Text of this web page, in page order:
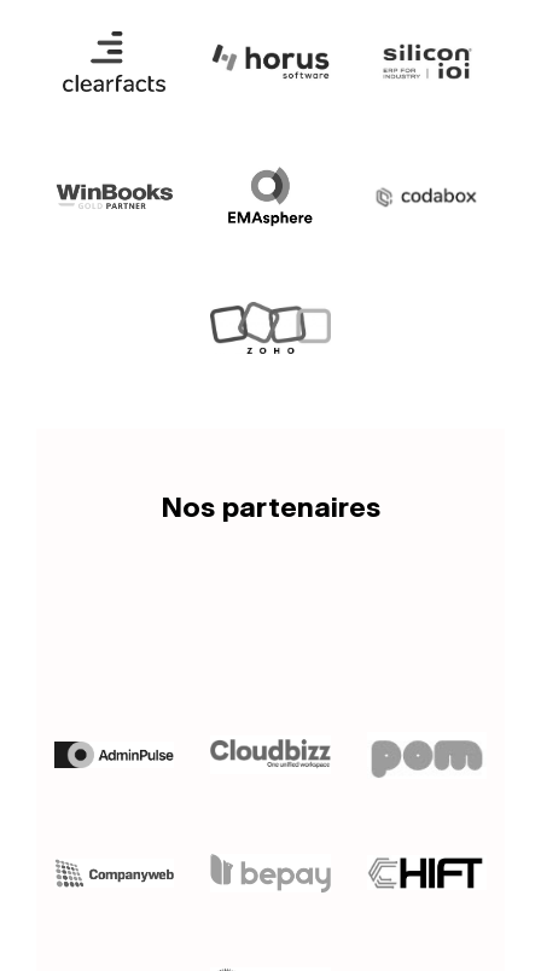
Nos partenaires